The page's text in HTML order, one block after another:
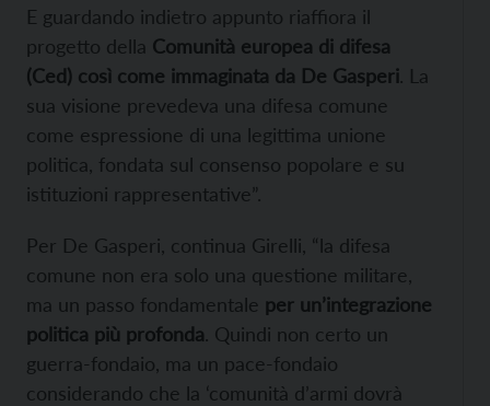
E guardando indietro appunto riaffiora il
progetto della Comunità europea di difesa
(Ced) così come immaginata da De Gasperi. La
sua visione prevedeva una difesa comune
come espressione di una legittima unione
politica, fondata sul consenso popolare e su
istituzioni rappresentative”.
Per De Gasperi, continua Girelli, “la difesa
comune non era solo una questione militare,
ma un passo fondamentale per un’integrazione
politica più profonda. Quindi non certo un
guerra-fondaio, ma un pace-fondaio
considerando che la ‘comunità d’armi dovrà